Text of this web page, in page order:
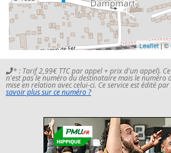
Leaflet| ©
* : Tarif 2,99€ TTC par appel + prix d'un appel).
n'est pas le numéro du destinataire mais le numéro
mise en relation avec celui-ci. Ce service est édité
savoir plus sur ce numéro ?